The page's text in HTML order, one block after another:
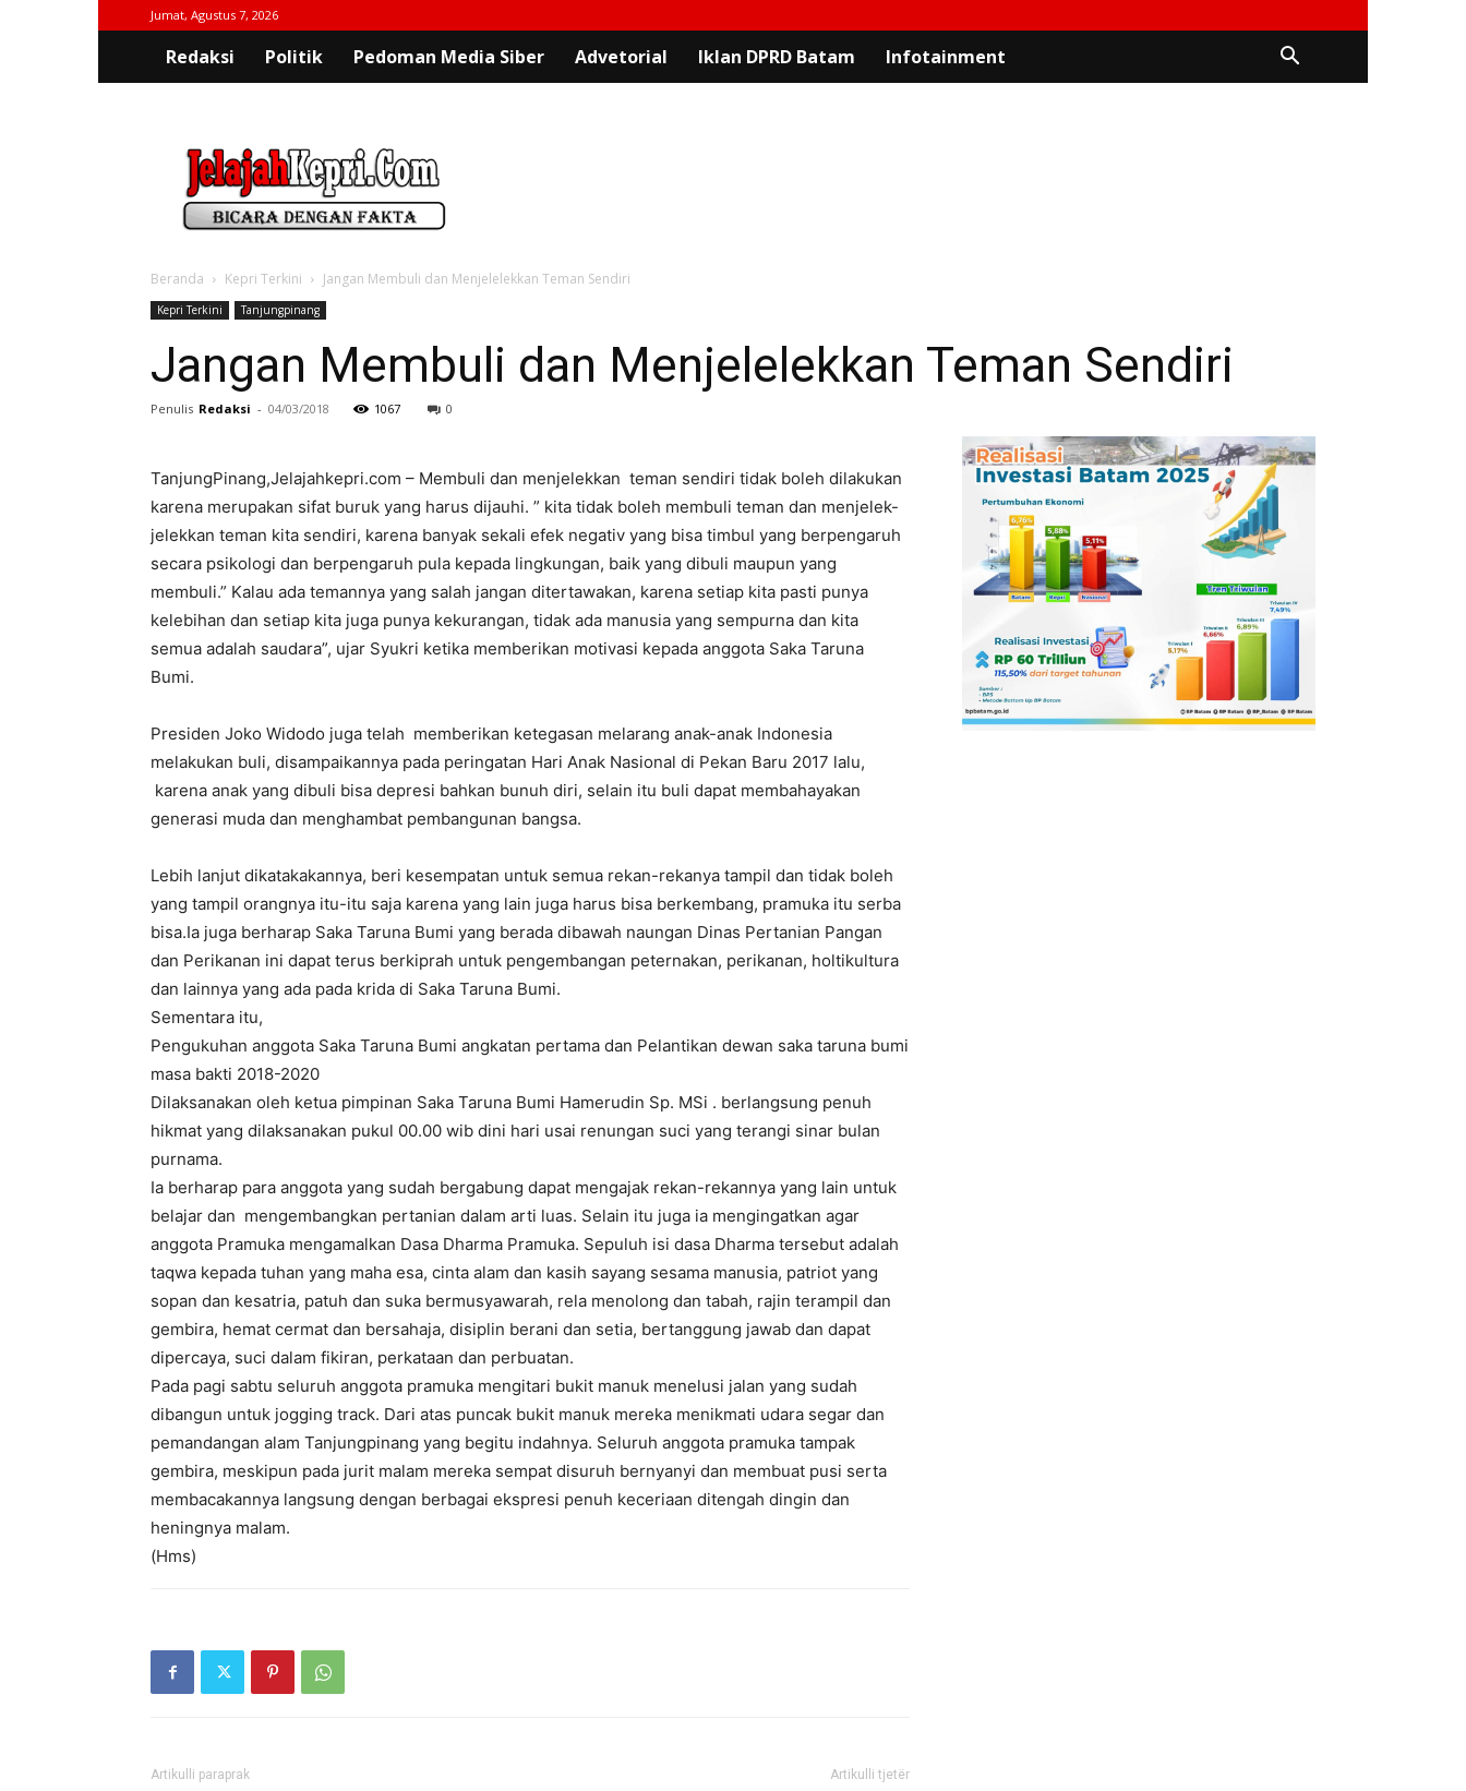
Jumat, Agustus 7, 2026
Redaksi Politik Pedoman Media Siber Advetorial Iklan DPRD Batam Infotainment
Beranda Kepri Terkini Jangan Membuli dan Menjelelekkan Teman Sendiri
Kepri Terkini Tanjungpinang
Jangan Membuli dan Menjelelekkan Teman Sendiri
Penulis Redaksi - 04/03/2018 1067 0
TanjungPinang,Jelajahkepri.com – Membuli dan menjelekkan teman sendiri tidak boleh dilakukan
karena merupakan sifat buruk yang harus dijauhi. ” kita tidak boleh membuli teman dan menjelek-
jelekkan teman kita sendiri, karena banyak sekali efek negativ yang bisa timbul yang berpengaruh
secara psikologi dan berpengaruh pula kepada lingkungan, baik yang dibuli maupun yang
membuli.” Kalau ada temannya yang salah jangan ditertawakan, karena setiap kita pasti punya
kelebihan dan setiap kita juga punya kekurangan, tidak ada manusia yang sempurna dan kita
semua adalah saudara”, ujar Syukri ketika memberikan motivasi kepada anggota Saka Taruna
Bumi.
Presiden Joko Widodo juga telah memberikan ketegasan melarang anak-anak Indonesia
melakukan buli, disampaikannya pada peringatan Hari Anak Nasional di Pekan Baru 2017 lalu,
karena anak yang dibuli bisa depresi bahkan bunuh diri, selain itu buli dapat membahayakan
generasi muda dan menghambat pembangunan bangsa.
Lebih lanjut dikatakakannya, beri kesempatan untuk semua rekan-rekanya tampil dan tidak boleh
yang tampil orangnya itu-itu saja karena yang lain juga harus bisa berkembang, pramuka itu serba
bisa.Ia juga berharap Saka Taruna Bumi yang berada dibawah naungan Dinas Pertanian Pangan
dan Perikanan ini dapat terus berkiprah untuk pengembangan peternakan, perikanan, holtikultura
dan lainnya yang ada pada krida di Saka Taruna Bumi.
Sementara itu,
Pengukuhan anggota Saka Taruna Bumi angkatan pertama dan Pelantikan dewan saka taruna bumi
masa bakti 2018-2020
Dilaksanakan oleh ketua pimpinan Saka Taruna Bumi Hamerudin Sp. MSi . berlangsung penuh
hikmat yang dilaksanakan pukul 00.00 wib dini hari usai renungan suci yang terangi sinar bulan
purnama.
Ia berharap para anggota yang sudah bergabung dapat mengajak rekan-rekannya yang lain untuk
belajar dan mengembangkan pertanian dalam arti luas. Selain itu juga ia mengingatkan agar
anggota Pramuka mengamalkan Dasa Dharma Pramuka. Sepuluh isi dasa Dharma tersebut adalah
taqwa kepada tuhan yang maha esa, cinta alam dan kasih sayang sesama manusia, patriot yang
sopan dan kesatria, patuh dan suka bermusyawarah, rela menolong dan tabah, rajin terampil dan
gembira, hemat cermat dan bersahaja, disiplin berani dan setia, bertanggung jawab dan dapat
dipercaya, suci dalam fikiran, perkataan dan perbuatan.
Pada pagi sabtu seluruh anggota pramuka mengitari bukit manuk menelusi jalan yang sudah
dibangun untuk jogging track. Dari atas puncak bukit manuk mereka menikmati udara segar dan
pemandangan alam Tanjungpinang yang begitu indahnya. Seluruh anggota pramuka tampak
gembira, meskipun pada jurit malam mereka sempat disuruh bernyanyi dan membuat pusi serta
membacakannya langsung dengan berbagai ekspresi penuh keceriaan ditengah dingin dan
heningnya malam.
(Hms)
Artikulli paraprak Artikulli tjetër